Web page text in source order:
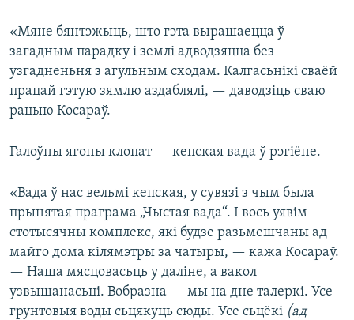
«Мяне бянтэжыць, што гэта вырашаецца ў
загадным парадку і землі адводзяцца без
узгадненьня з агульным сходам. Калгасьнікі сваёй
працай гэтую зямлю аздаблялі, — даводзіць сваю
рацыю Косараў.
Галоўны ягоны клопат — кепская вада ў рэгіёне.
«Вада ў нас вельмі кепская, у сувязі з чым была
прынятая праграма „Чыстая вада“. І вось уявім
стотысячны комплекс, які будзе разьмешчаны ад
майго дома кілямэтры за чатыры, — кажа Косараў.
— Наша мясцовасьць у даліне, а вакол
узвышанасьці. Вобразна — мы на дне талеркі. Усе
грунтовыя воды сьцякуць сюды. Усе сьцёкі (ад